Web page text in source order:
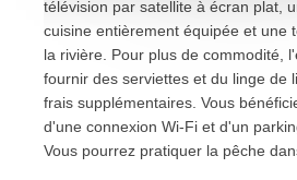
télévision par satellite à écran plat,
cuisine entièrement équipée et une
la rivière. Pour plus de commodité,
fournir des serviettes et du linge de
frais supplémentaires. Vous
d'une connexion Wi-Fi et d'un
Vous pourrez pratiquer la pêche